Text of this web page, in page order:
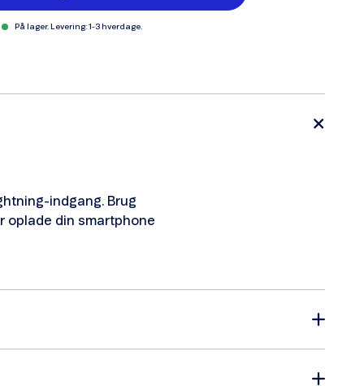
På lager. Levering: 1-3 hverdage.
indgang. Brug
oplade din smartphone